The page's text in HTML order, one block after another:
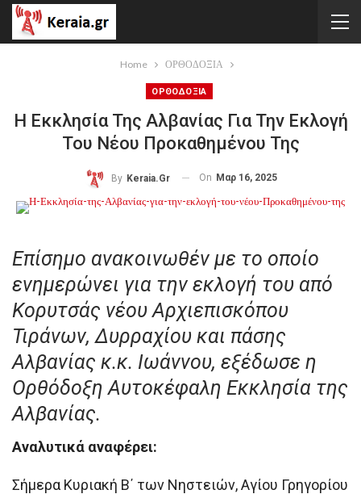
Home ΟΡΘΟΔΟΞΙΑ
ΟΡΘΟΔΟΞΙΑ
Η Εκκλησία Της Αλβανίας Για Την Εκλογή
Του Νέου Προκαθημένου Της
By Keraia.gr On Μαρ 16, 2025
Επίσημο ανακοινωθέν με το οποίο
ενημερώνει για την εκλογή του από
Κορυτσάς νέου Αρχιεπισκόπου
Τιράνων, Δυρραχίου και πάσης
Αλβανίας κ.κ. Ιωάννου, εξέδωσε η
Ορθόδοξη Αυτοκέφαλη Εκκλησία της
Αλβανίας.
Αναλυτικά αναφέρει:
Σήμερα Κυριακή Β΄ των Νηστειών, Αγίου Γρηγορίου